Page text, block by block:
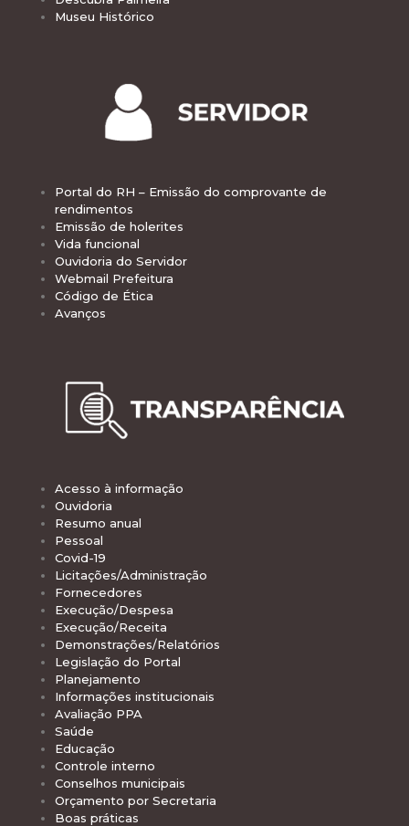
Museu Histórico
Portal do RH – Emissão do comprovante de
rendimentos
Emissão de holerites
Vida funcional
Ouvidoria do Servidor
Webmail Prefeitura
Código de Ética
Avanços
Acesso à informação
Ouvidoria
Resumo anual
Pessoal
Covid-19
Licitações/Administração
Fornecedores
Execução/Despesa
Execução/Receita
Demonstrações/Relatórios
Legislação do Portal
Planejamento
Informações institucionais
Avaliação PPA
Saúde
Educação
Controle interno
Conselhos municipais
Orçamento por Secretaria
Boas práticas